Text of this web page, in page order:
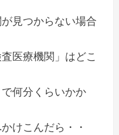
見つからない場合
医療機関」はどこ
何分くらいかか
けこんだら・・